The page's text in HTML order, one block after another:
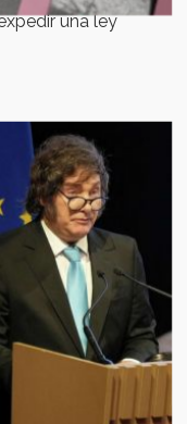
una ley